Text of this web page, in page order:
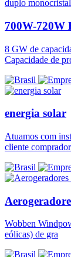
700W-720W
8 GW de
Capacidade de
energia solar
Atuamos com
cliente comprador
Wobben
eólicas) de gra